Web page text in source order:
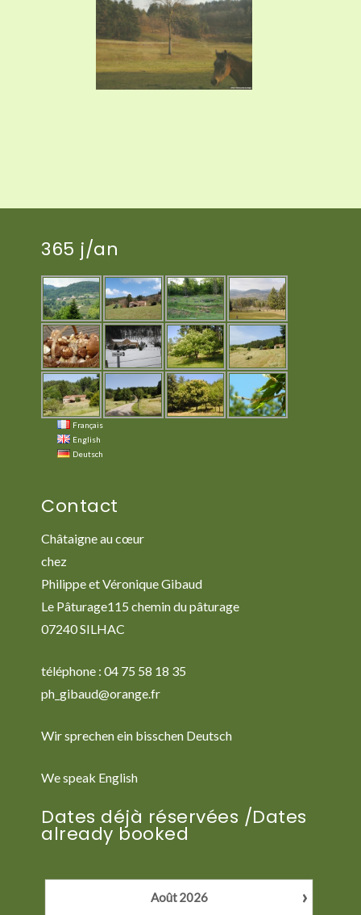
365 j/an
Français
English
Deutsch
Contact
Châtaigne au cœur
chez
Philippe et Véronique Gibaud
Le Pâturage115 chemin du pâturage
07240 SILHAC
téléphone : 04 75 58 18 35
ph_gibaud@orange.fr
Wir sprechen ein bisschen Deutsch
We speak English
Dates déjà réservées /Dates
already booked
›
Août2026